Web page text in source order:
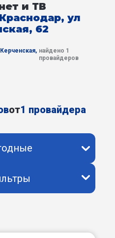
и ТВ
ул
62
найдено 1
провайдеров
от1 провайдера